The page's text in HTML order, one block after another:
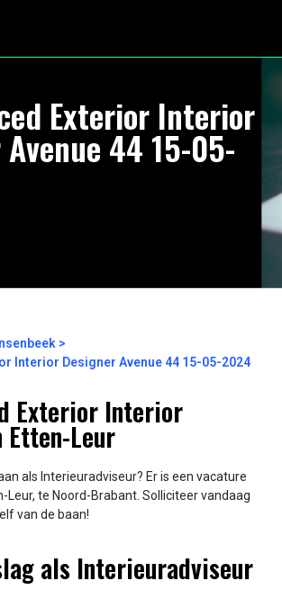
Exterior Interior
44 15-05-
Interior Designer Avenue 44 15-05-2024
Exterior Interior
Etten-Leur
als Interieuradviseur? Er is een vacature
Leur, te Noord-Brabant. Solliciteer vandaag
van de baan!
als Interieuradviseur